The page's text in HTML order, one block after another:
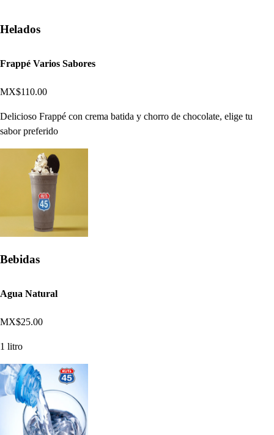
Helados
Frappé Varios Sabores
MX$110.00
Delicioso Frappé con crema batida y chorro de chocolate, elige tu
sabor preferido
Bebidas
Agua Natural
MX$25.00
1 litro